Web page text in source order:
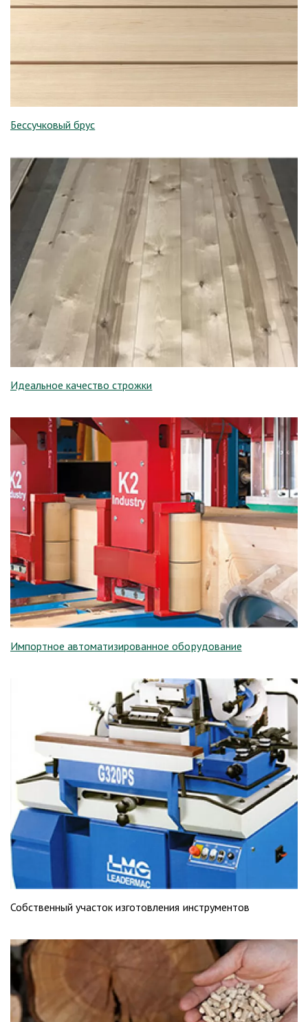
Бессучковый брус
Идеальное качество строжки
Импортное автоматизированное оборудование
Собственный участок изготовления инструментов